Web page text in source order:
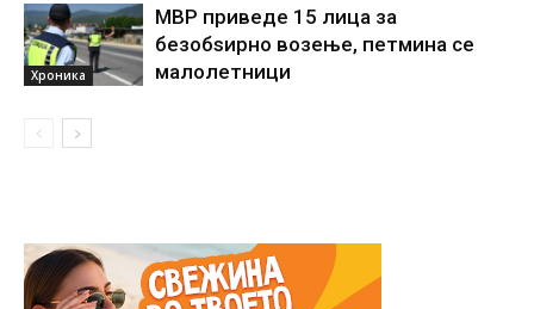
Хроника
МВР приведе 15 лица за
безобѕирно возење, петмина се
малолетници